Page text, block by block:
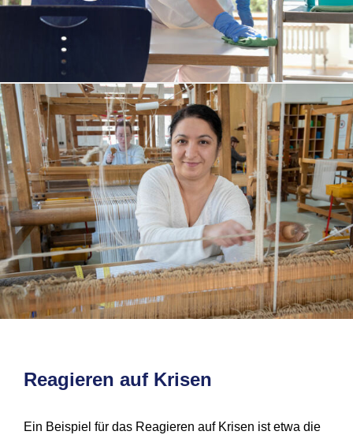
Reagieren auf Krisen
Ein Beispiel für das Reagieren auf Krisen ist etwa die